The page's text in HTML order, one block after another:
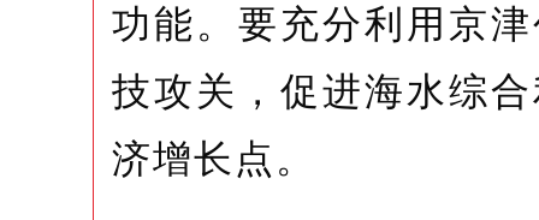
功能。要充分利用京
技攻关，促进海水综
济增长点。